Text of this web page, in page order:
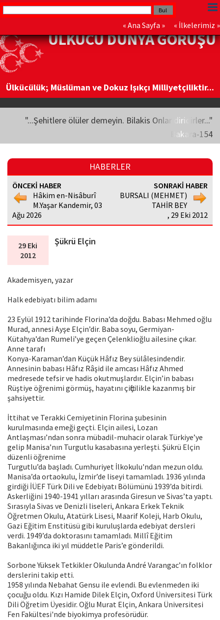
« Ana Sayfa » « İlkelerimiz »
ÜLKÜCÜ DÜNYA GÖRÜŞÜ
Ülkücülük; Müslüman ve Dokuz Işıkçı Milliyetçiliktir...
"...Şehitlere ölüler demeyin. Bilakis Onlar diridirler..."
Bakara-154
HABERLER
ÖNCEKİ HABER
Hâkim en-Nisâburî
M.Yaşar Kandemir, 03
Ağu 2026
SONRAKİ HABER
BURSALI (MEHMET)
TAHİR BEY
, 29 Eki 2012
29 Eki
2012
Şükrü Elçin
Akademisyen, yazar
Halk edebiyatı bilim adamı
23 Eylül 1912 tarihinde Florina’da doğdu. Babası Mehmed oğlu
Murad, annesi Ayşe Elçin’dir. Baba soyu, Germiyan-
Kütahya’dan Rumeli’ye geçen Çelenklioğlu ailesine çıkar.
Anne tarafı
Konya-Karaman’dan Küçük Hâfız Bey sülâlesindendir.
Annesinin babası Hâfız Râşid ile amcası Hâfız Ahmed
medresede tefsir ve hadis okutmuşlardır. Elçin’in babası
Rüştiye öğrenimi görmüş, hayatını çiftçilikle kazanmış bir
şahsiyettir.
İttihat ve Terakki Cemiyetinin Florina şubesinin
kurulmasında emeği geçti. Elçin ailesi, Lozan
Antlaşması’ndan sonra mübadil-muhacir olarak Türkiye’ye
gelip Manisa’nın Turgutlu kasabasına yerleşti. Şükrü Elçin
düzenli öğrenime
Turgutlu’da başladı. Cumhuriyet İlkokulu'ndan mezun oldu.
Manisa’da ortaokulu, İzmir’de liseyi tamamladı. 1936 yılında
girdiği İÜEF Türk Dili ve Edebiyatı Bölümünü 1939’da bitirdi.
Askerliğini 1940-1941 yılları arasında Giresun ve Sivas’ta yaptı.
Sırasıyla Sivas ve Denizli liseleri, Ankara Erkek Teknik
Öğretmen Okulu, Atatürk Lisesi, Maarif Koleji, Harb Okulu,
Gazi Eğitim Enstitüsü gibi kuruluşlarda edebiyat dersleri
verdi. 1949’da doktorasını tamamladı. Millî Eğitim
Bakanlığınca iki yıl müddetle Paris’e gönderildi.
Sorbone Yüksek Tetkikler Okulunda André Varangac’ın folklor
derslerini takip etti.
1958 yılında Nebahat Gensu ile evlendi. Bu evlenmeden iki
çocuğu oldu. Kızı Hamide Dilek Elçin, Oxford Üniversitesi Türk
Dili Öğretim Üyesidir. Oğlu Murat Elçin, Ankara Üniversitesi
Fen Fakültesi'nde biyokimya profesörüdür.